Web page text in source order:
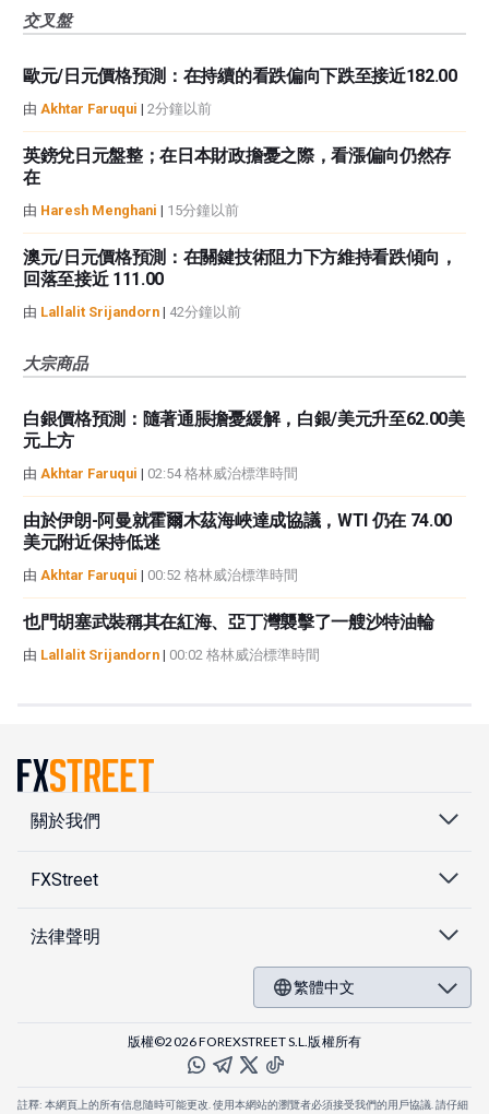
交叉盤
歐元/日元價格預測：在持續的看跌偏向下跌至接近182.00
由 Akhtar Faruqui | 2分鐘以前
英鎊兌日元盤整；在日本財政擔憂之際，看漲偏向仍然存
在
由 Haresh Menghani | 15分鐘以前
澳元/日元價格預測：在關鍵技術阻力下方維持看跌傾向，
回落至接近 111.00
由 Lallalit Srijandorn | 42分鐘以前
大宗商品
白銀價格預測：隨著通脹擔憂緩解，白銀/美元升至62.00美
元上方
由 Akhtar Faruqui | 02:54 格林威治標準時間
由於伊朗-阿曼就霍爾木茲海峽達成協議，WTI 仍在 74.00
美元附近保持低迷
由 Akhtar Faruqui | 00:52 格林威治標準時間
也門胡塞武裝稱其在紅海、亞丁灣襲擊了一艘沙特油輪
由 Lallalit Srijandorn | 00:02 格林威治標準時間
關於我們
FXStreet
法律聲明
繁體中文
版權©2026 FOREXSTREET S.L.版權所有
註釋: 本網頁上的所有信息隨時可能更改. 使用本網站的瀏覽者必須接受我們的用戶協議. 請仔細